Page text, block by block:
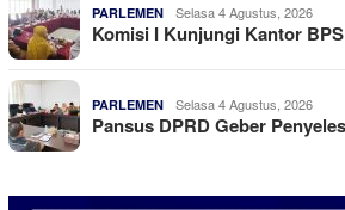
PARLEMEN Selasa 4 Agustus, 2026
Komisi I Kunjungi Kantor
PARLEMEN Selasa 4 Agustus, 2026
Pansus DPRD Geber